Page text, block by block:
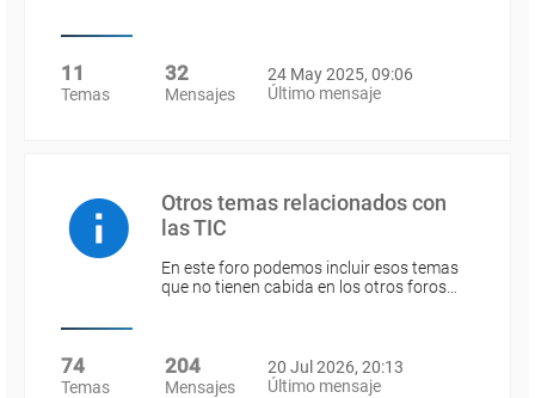
11
Temas
32
Mensajes
24 May 2025, 09:06
Último mensaje
Otros temas relacionados con
las TIC
En este foro podemos incluir esos temas
que no tienen cabida en los otros foros…
74
Temas
204
Mensajes
20 Jul 2026, 20:13
Último mensaje